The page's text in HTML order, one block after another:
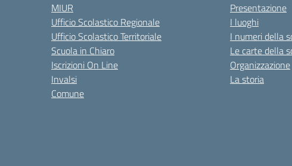
MIUR
Ufficio Scolastico Regionale
Ufficio Scolastico Territoriale
Scuola in Chiaro
Iscrizioni On Line
Invalsi
Comune
Presentazione
I luoghi
I numeri della
Le carte della
Organizzazione
La storia